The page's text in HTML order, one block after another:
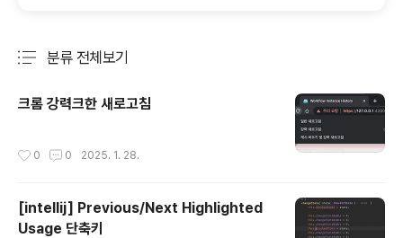
분류 전체보기
크롬 강력크한 새로고침
0 0 2025. 1. 28.
[intellij] Previous/Next Highlighted
Usage 단축키